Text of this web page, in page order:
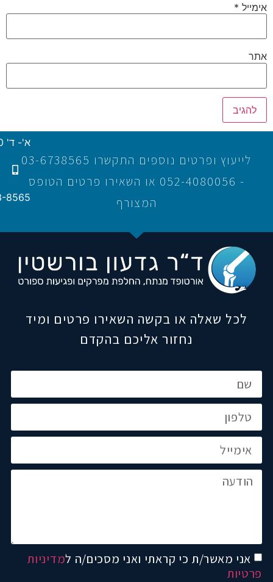
אימייל *
אתר
לייעוץ ופרטים נוספים התקשרו 03-6738565
- 052-4080056 או השאירו פרטים הטופס
המצורף
לכל שאלה או בקשה השאירו פרטים ומיד
נחזור אליכם בהקדם
אני מאשר/ת כי קראתי ואני מסכים/ה למדיניות
פרטיות
א'- ד' 16:00-21:00
8565